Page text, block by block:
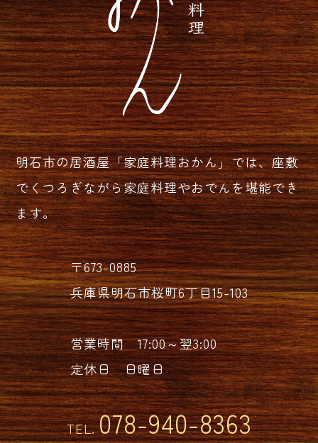
明石市の居酒屋「家庭料理おかん」では、座敷
でくつろぎながら家庭料理やおでんを堪能でき
ます。
〒673-0885
兵庫県明石市桜町6丁目15-103
営業時間 17:00～翌3:00
定休日 日曜日
TEL.078-940-8363